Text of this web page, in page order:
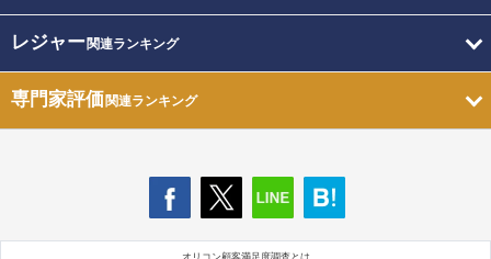
レジャー関連ランキング
専門家評価関連ランキング
オリコン顧客満足度調査とは